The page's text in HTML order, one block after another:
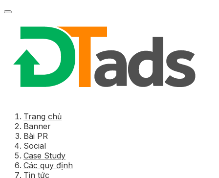
Trang chủ
Banner
Bài PR
Social
Case Study
Các quy định
Tin tức